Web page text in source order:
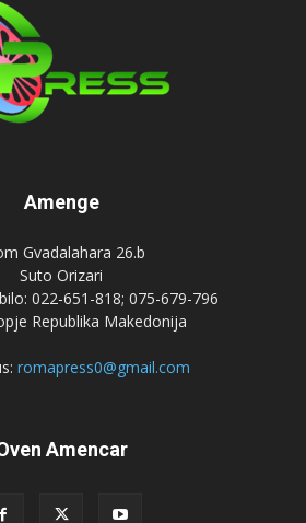
Amenge
Gvadalahara 26.b
Suto Orizari
022-651-818; 075-679-796
Republika Makedonija
romapress0@gmail.com
Amencar